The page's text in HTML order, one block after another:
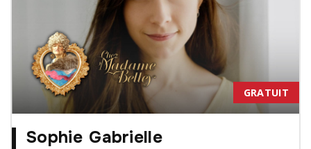
GRATUIT
Sophie Gabrielle